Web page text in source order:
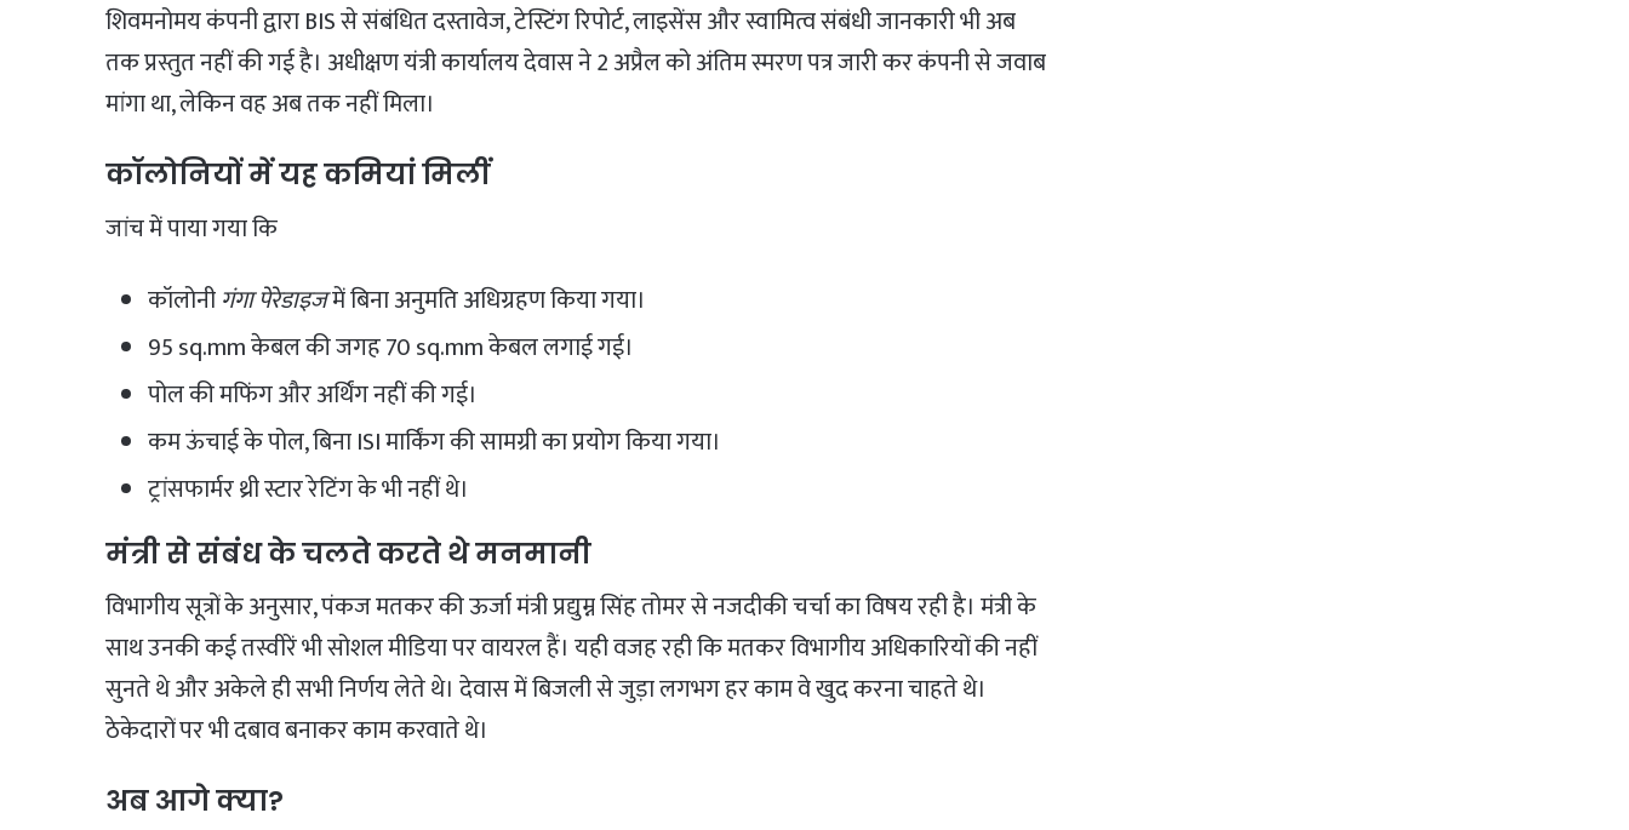
शिवमनोमय कंपनी द्वारा BIS से संबंधित दस्तावेज, टेस्टिंग रिपोर्ट, लाइसेंस और स्वामित्व संबंधी जानकारी भी अब
तक प्रस्तुत नहीं की गई है। अधीक्षण यंत्री कार्यालय देवास ने 2 अप्रैल को अंतिम स्मरण पत्र जारी कर कंपनी से जवाब
मांगा था, लेकिन वह अब तक नहीं मिला।
कॉलोनियों में यह कमियां मिलीं
जांच में पाया गया कि
कॉलोनीगंगा पेरेडाइजमें बिना अनुमति अधिग्रहण किया गया।
95 sq.mm केबल की जगह 70 sq.mm केबल लगाई गई।
पोल की मफिंग और अर्थिंग नहीं की गई।
कम ऊंचाई के पोल, बिना ISI मार्किंग की सामग्री का प्रयोग किया गया।
ट्रांसफार्मर थ्री स्टार रेटिंग के भी नहीं थे।
मंत्री से संबंध के चलते करते थे मनमानी
विभागीय सूत्रों के अनुसार, पंकज मतकर की ऊर्जा मंत्री प्रद्युम्न सिंह तोमर से नजदीकी चर्चा का विषय रही है। मंत्री के
साथ उनकी कई तस्वीरें भी सोशल मीडिया पर वायरल हैं। यही वजह रही कि मतकर विभागीय अधिकारियों की नहीं
सुनते थे और अकेले ही सभी निर्णय लेते थे। देवास में बिजली से जुड़ा लगभग हर काम वे खुद करना चाहते थे।
ठेकेदारों पर भी दबाव बनाकर काम करवाते थे।
अब आगे क्या?